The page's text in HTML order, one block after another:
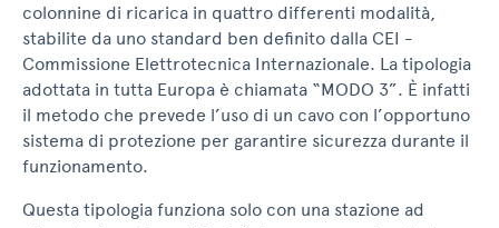
colonnine di ricarica in quattro differenti modalità,
stabilite da uno standard ben definito dalla CEI -
Commissione Elettrotecnica Internazionale. La tipologia
adottata in tutta Europa è chiamata “MODO 3”. È infatti
il metodo che prevede l’uso di un cavo con l’opportuno
sistema di protezione per garantire sicurezza durante il
funzionamento.
Questa tipologia funziona solo con una stazione ad